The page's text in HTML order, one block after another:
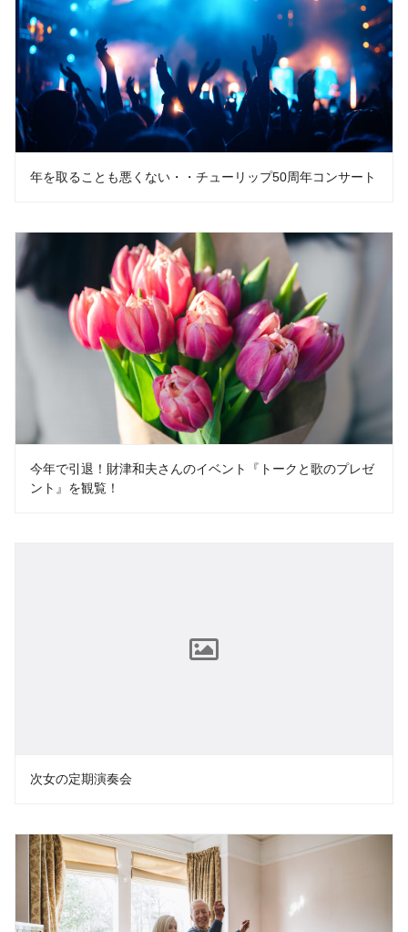
年を取ることも悪くない・・チューリップ50周年コンサート
今年で引退！財津和夫さんのイベント『トークと歌のプレゼ
ント』を観覧！
次女の定期演奏会